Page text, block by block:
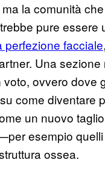
la comunità
pure
perfezione facciale
Una
ovvero
come diventare
un nuovo
esempio
ossea.